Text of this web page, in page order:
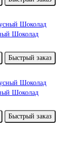
Шоколад
Быстрый заказ
Шоколад
Быстрый заказ